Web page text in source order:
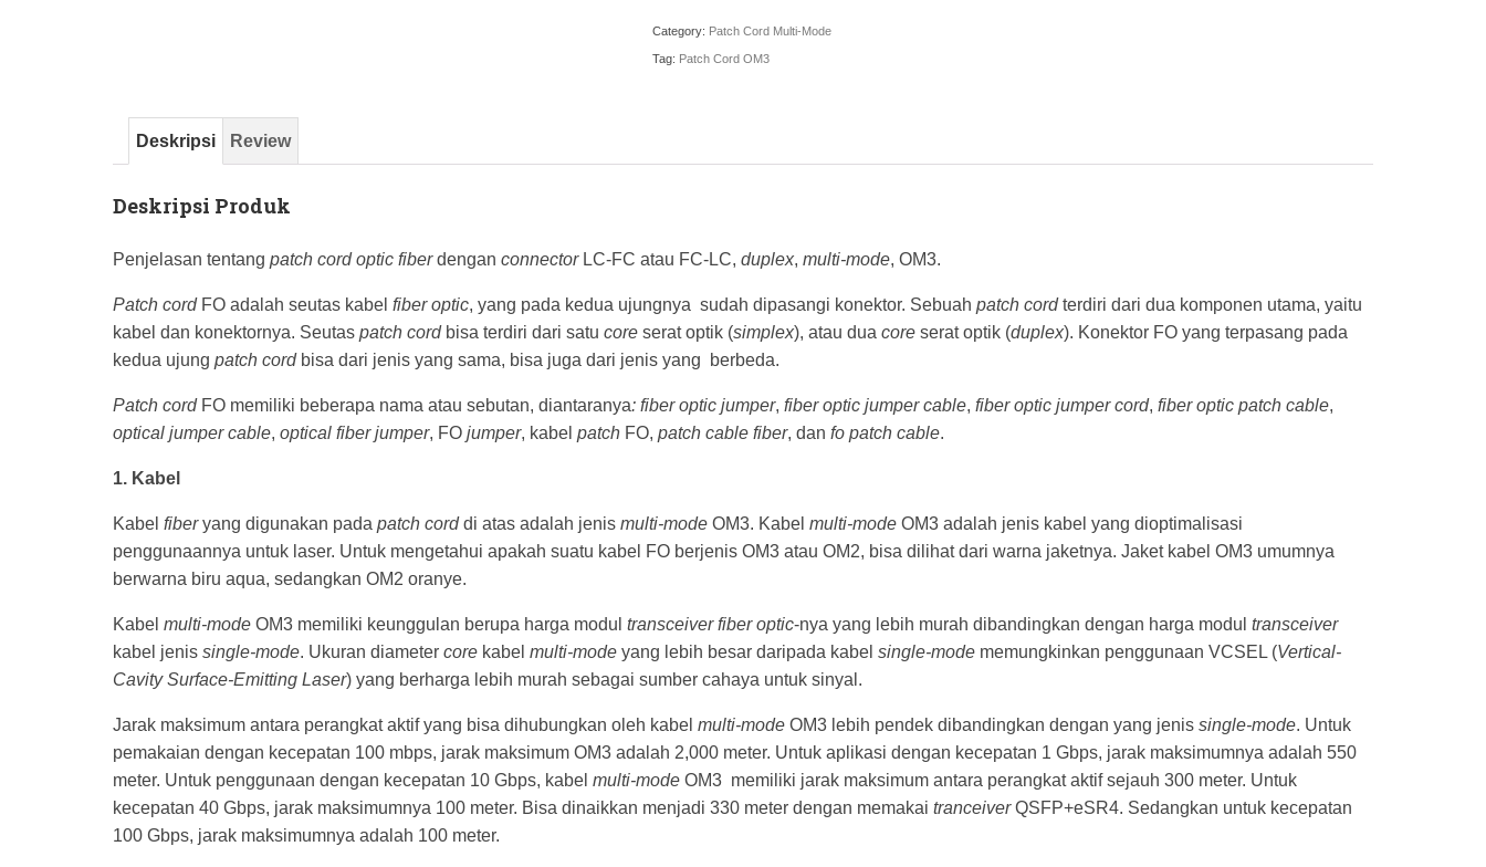
Category: Patch Cord Multi-Mode
Tag: Patch Cord OM3
Deskripsi Review
Deskripsi Produk
Penjelasan tentang patch cord optic fiberdengan connectorLC-FC atau FC-LC, duplex, multi-mode, OM3.
Patch cordFO adalah seutas kabel fiber optic, yang pada kedua ujungnya sudah dipasangi konektor. Sebuah patch cordterdiri dari dua komponen utama, yaitu
kabel dan konektornya. Seutas patch cordbisa terdiri dari satu core serat optik (simplex), atau dua core serat optik (duplex). Konektor FO yang terpasang pada
kedua ujung patch cordbisa dari jenis yang sama, bisa juga dari jenis yang berbeda.
Patch cordFO memiliki beberapa nama atau sebutan, diantaranya: fiber optic jumper, fiber optic jumper cable, fiber optic jumper cord, fiber optic patch cable,
optical jumper cable, optical fiber jumper, FO jumper, kabel patch FO, patch cable fiber, dan fo patch cable.
1. Kabel
Kabel fiberyang digunakan pada patch corddi atas adalah jenis multi-mode OM3. Kabel multi-mode OM3 adalah jenis kabel yang dioptimalisasi
penggunaannya untuk laser. Untuk mengetahui apakah suatu kabel FO berjenis OM3 atau OM2, bisa dilihat dari warna jaketnya. Jaket kabel OM3 umumnya
berwarna biru aqua, sedangkan OM2 oranye.
Kabel multi-mode OM3 memiliki keunggulan berupa harga modul transceiver fiber optic-nya yang lebih murah dibandingkan dengan harga modul transceiver
kabel jenis single-mode. Ukuran diameter core kabel multi-mode yang lebih besar daripada kabel single-mode memungkinkan penggunaan VCSEL (Vertical-
Cavity Surface-Emitting Laser) yang berharga lebih murah sebagai sumber cahaya untuk sinyal.
Jarak maksimum antara perangkat aktif yang bisa dihubungkan oleh kabel multi-mode OM3 lebih pendek dibandingkan dengan yang jenis single-mode. Untuk
pemakaian dengan kecepatan 100 mbps, jarak maksimum OM3 adalah 2,000 meter. Untuk aplikasi dengan kecepatan 1 Gbps, jarak maksimumnya adalah 550
meter. Untuk penggunaan dengan kecepatan 10 Gbps, kabel multi-mode OM3 memiliki jarak maksimum antara perangkat aktif sejauh 300 meter. Untuk
kecepatan 40 Gbps, jarak maksimumnya 100 meter. Bisa dinaikkan menjadi 330 meter dengan memakai tranceiverQSFP+eSR4. Sedangkan untuk kecepatan
100 Gbps, jarak maksimumnya adalah 100 meter.